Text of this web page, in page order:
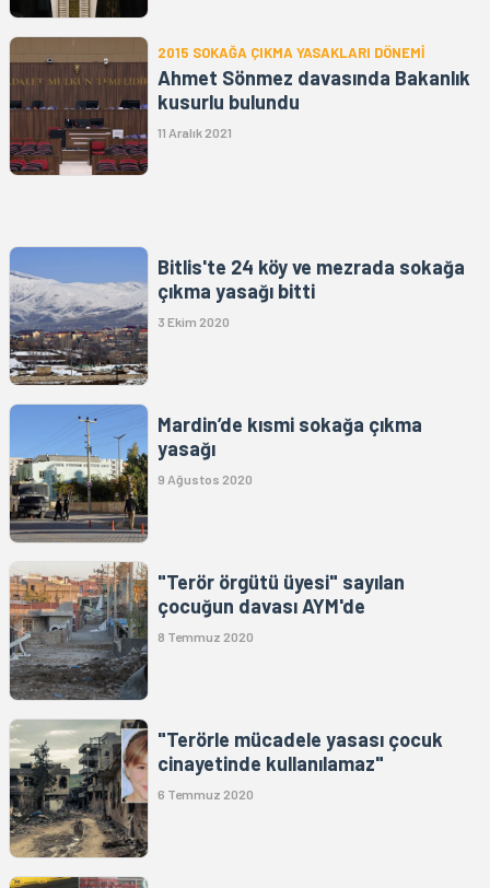
2015 SOKAĞA ÇIKMA YASAKLARI DÖNEMİ
Ahmet Sönmez davasında Bakanlık
kusurlu bulundu
11 Aralık 2021
Bitlis'te 24 köy ve mezrada sokağa
çıkma yasağı bitti
3 Ekim 2020
Mardin’de kısmi sokağa çıkma
yasağı
9 Ağustos 2020
"Terör örgütü üyesi" sayılan
çocuğun davası AYM'de
8 Temmuz 2020
"Terörle mücadele yasası çocuk
cinayetinde kullanılamaz"
6 Temmuz 2020